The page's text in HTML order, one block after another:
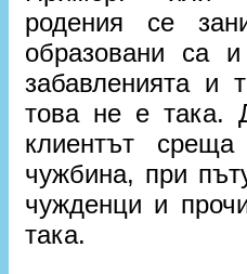
родения се
образовани са
забавленията и
това не е така.
клиентът
чужбина, при
чужденци и
така.